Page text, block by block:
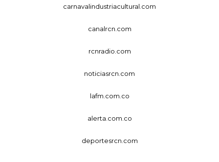
carnavalindustriacultural.com
canalrcn.com
rcnradio.com
noticiasrcn.com
lafm.com.co
alerta.com.co
deportesrcn.com